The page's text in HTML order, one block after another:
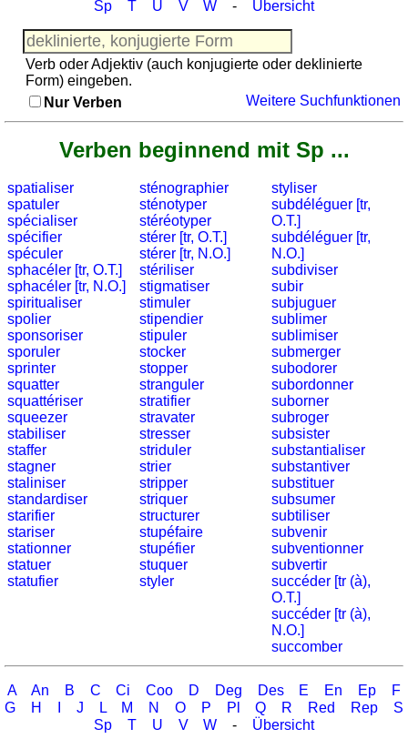
Reisewortschatz
Spiel mit Zahlen
(Nomen)
Angleichungstrainer
(Nomen
-
Adjektive)
Puzzle
Reisewortschatz
Spiel
mit
Zahlen
Mehr
Sprachen
Deutsch
Englisch
Französisch
Italienisch
Lateinisch
Niederländisch
Portugiesisch
Rumänisch
Spanisch
Nützliches
Umrechner
Autokennzeichen
Geografie
Küstenquiz
Sp
T U V W - Übersicht
Verb oder Adjektiv (auch konjugierte oder deklinierte
Form) eingeben.
Nur Verben
Weitere Suchfunktionen
Verben beginnend mit Sp ...
spatialiser
spatuler
spécialiser
spécifier
spéculer
sphacéler [tr, O.T.]
sphacéler [tr, N.O.]
spiritualiser
spolier
sponsoriser
sporuler
sprinter
squatter
squattériser
squeezer
stabiliser
staffer
stagner
staliniser
standardiser
starifier
stariser
stationner
statuer
statufier
sténographier
sténotyper
stéréotyper
stérer [tr, O.T.]
stérer [tr, N.O.]
stériliser
stigmatiser
stimuler
stipendier
stipuler
stocker
stopper
stranguler
stratifier
stravater
stresser
striduler
strier
stripper
striquer
structurer
stupéfaire
stupéfier
stuquer
styler
styliser
subdéléguer [tr,
O.T.]
subdéléguer [tr,
N.O.]
subdiviser
subir
subjuguer
sublimer
sublimiser
submerger
subodorer
subordonner
suborner
subroger
subsister
substantialiser
substantiver
substituer
subsumer
subtiliser
subvenir
subventionner
subvertir
succéder [tr (à),
O.T.]
succéder [tr (à),
N.O.]
succomber
A An B C Ci Coo D Deg Des E En Ep
F
G
H J L M N O P Pl Q R Red Rep
S
Sp
T U V W - Übersicht